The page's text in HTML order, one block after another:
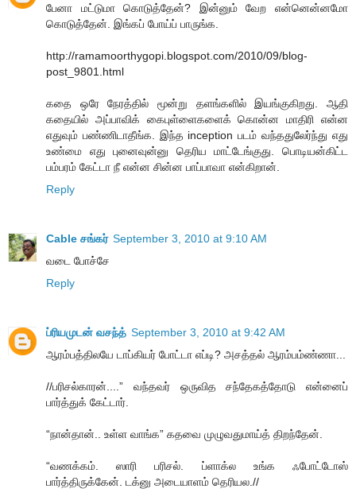
பேனா மட்டுமா கொடுத்தேன்? இன்னும் வேற என்னென்னமோ
கொடுத்தேன். இங்கப் போய்ப் பாருங்க.
http://ramamoorthygopi.blogspot.com/2010/09/blog-
post_9801.html
கதை ஒரே நேரத்தில் மூன்று தளங்களில் இயங்குகிறது. ஆதி
கதையில் அப்பாவிக் கைபுள்ளைகளைக் கொன்ன மாதிரி என்ன
எதுவும் பண்ணிடாதீங்க. இந்த inception படம் வந்ததுலேர்ந்து எது
உண்மை எது புனைவுன்னு தெரிய மாட்டேங்குது. பொடியன்கிட்ட
பம்பரம் கேட்டா நீ என்ன சின்ன பாப்பாவா என்கிறான்.
Reply
Cable சங்கர் September 3, 2010 at 9:10 AM
வடை போச்சே
Reply
ப்ரியமுடன் வசந்த் September 3, 2010 at 9:42 AM
ஆரம்பத்திலயே டாப்கியர் போட்டா எப்டி? அசத்தல் ஆரம்பம்ண்ணா...
//பரிசல்காரன்....” வந்தவர் ஒருவித சந்தேகத்தோடு என்னைப்
பார்த்துக் கேட்டார்.
“நான்தான்.. உள்ள வாங்க” கதவை முழுவதுமாய்த் திறந்தேன்.
“வணக்கம். ஸாரி பரிசல். ப்ளாக்ல உங்க ஃபோட்டோஸ்
பார்த்திருக்கேன். டக்னு அடையாளம் தெரியல.//